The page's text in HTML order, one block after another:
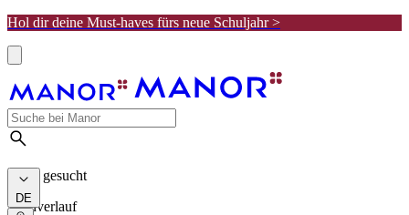
Hol dir deine Must-haves fürs neue Schuljahr >
Meist gesucht
Suchverlauf
DE